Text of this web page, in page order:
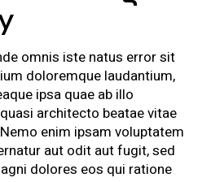
omnis iste natus error sit
doloremque laudantium,
ipsa quae ab illo
architecto beatae vitae
enim ipsam voluptatem
aut odit aut fugit, sed
dolores eos qui ratione